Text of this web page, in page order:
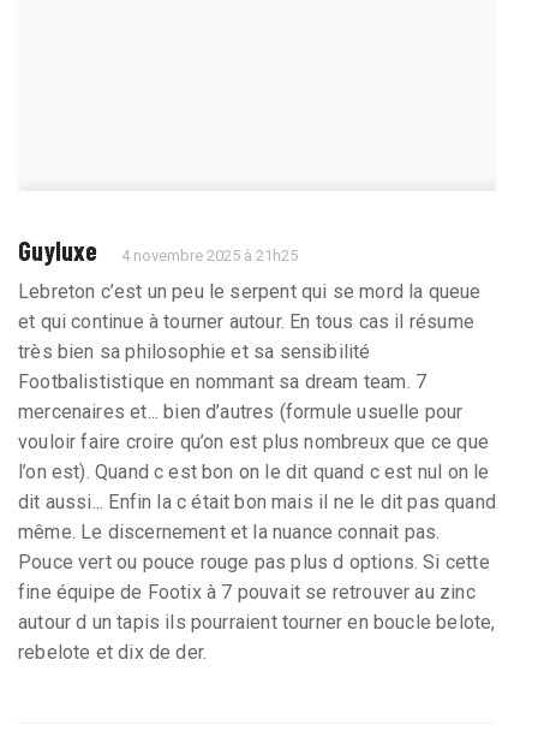
Guyluxe 4 novembre 2025 à 21h25
Lebreton c’est un peu le serpent qui se mord la queue
et qui continue à tourner autour. En tous cas il résume
très bien sa philosophie et sa sensibilité
Footbalististique en nommant sa dream team. 7
mercenaires et... bien d’autres (formule usuelle pour
vouloir faire croire qu’on est plus nombreux que ce que
l’on est). Quand c est bon on le dit quand c est nul on le
dit aussi... Enfin la c était bon mais il ne le dit pas quand
même. Le discernement et la nuance connait pas.
Pouce vert ou pouce rouge pas plus d options. Si cette
fine équipe de Footix à 7 pouvait se retrouver au zinc
autour d un tapis ils pourraient tourner en boucle belote,
rebelote et dix de der.